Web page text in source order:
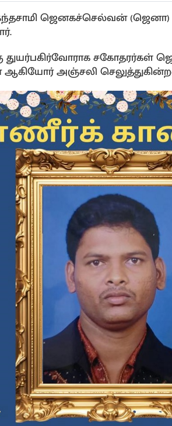
கந்தசாமி ஜெனகச்செல்வன் (ஜெனா)
துயர்பகிர்வோராக சகோதரர்கள்
அஞ்சலி